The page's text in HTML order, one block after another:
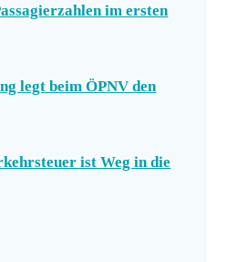
im ersten
legt beim ÖPNV den
ist Weg in die